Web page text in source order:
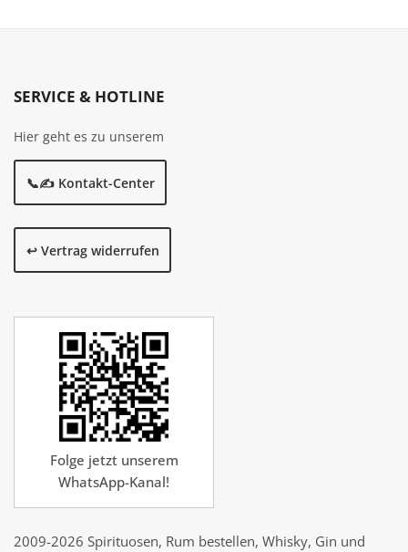
SERVICE & HOTLINE
Hier geht es zu unserem
📞✍️ Kontakt-Center
↩️ Vertrag widerrufen
Folge jetzt unserem
WhatsApp-Kanal!
2009-2026 Spirituosen, Rum bestellen, Whisky, Gin und